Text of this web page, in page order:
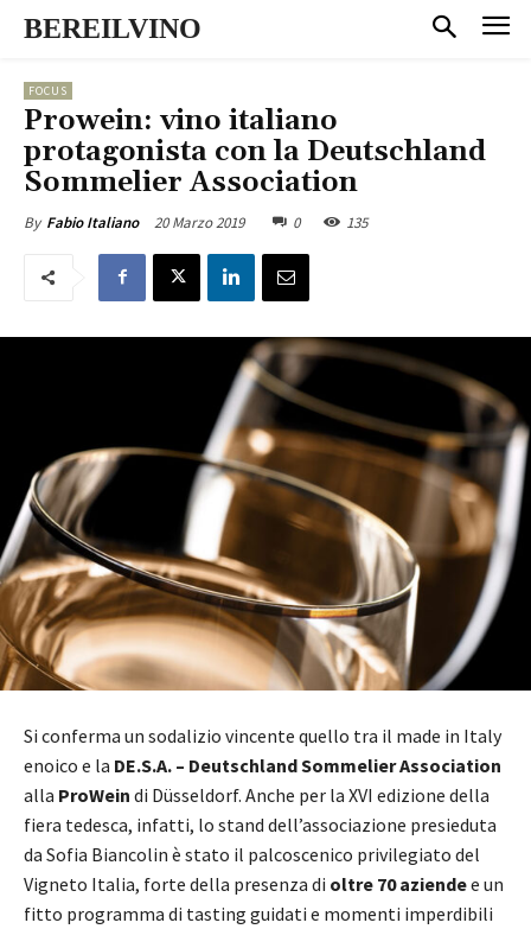
BEREILVINO
FOCUS
Prowein: vino italiano
protagonista con la Deutschland
Sommelier Association
By Fabio Italiano 20 Marzo 2019 0 135
Si conferma un sodalizio vincente quello tra il made in Italy
enoico e la DE.S.A. – Deutschland Sommelier Association
alla ProWein di Düsseldorf. Anche per la XVI edizione della
fiera tedesca, infatti, lo stand dell’associazione presieduta
da Sofia Biancolin è stato il palcoscenico privilegiato del
Vigneto Italia, forte della presenza di oltre 70 aziendee un
fitto programma di tasting guidati e momenti imperdibili